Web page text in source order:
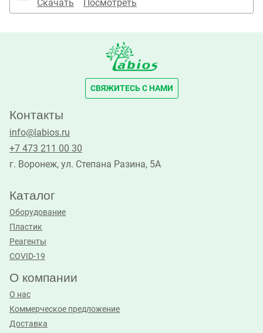
Скачать Посмотреть
СВЯЖИТЕСЬ С НАМИ
Контакты
info@labios.ru
+7 473 211 00 30
г. Воронеж, ул. Степана Разина, 5А
Каталог
Оборудование
Пластик
Реагенты
COVID-19
О компании
О нас
Коммерческое предложение
Доставка